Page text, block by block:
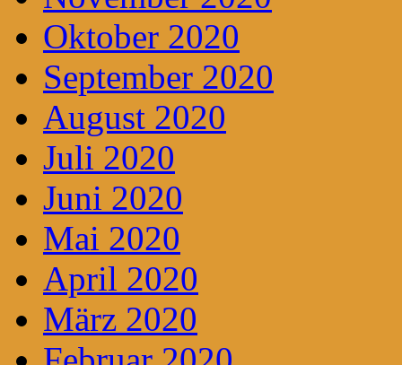
Oktober 2020
September 2020
August 2020
Juli 2020
Juni 2020
Mai 2020
April 2020
März 2020